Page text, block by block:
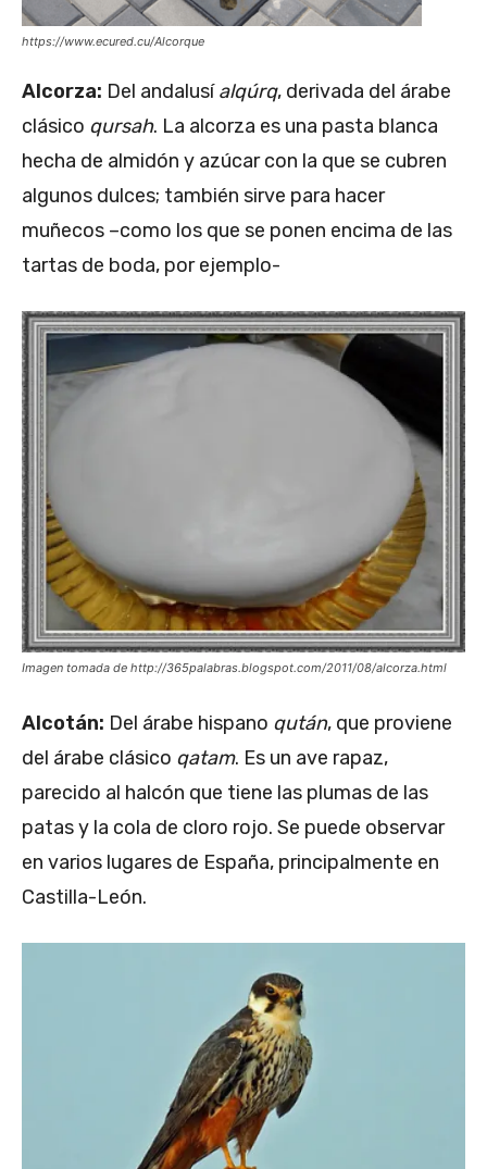
https://www.ecured.cu/Alcorque
Alcorza: Del andalusíalqúrq, derivada del árabe
clásico qursah. La alcorza es una pasta blanca
hecha de almidón y azúcar con la que se cubren
algunos dulces; también sirve para hacer
muñecos –como los que se ponen encima de las
tartas de boda, por ejemplo-
Imagen tomada de http://365palabras.blogspot.com/2011/08/alcorza.html
Alcotán: Del árabe hispano qután, que proviene
del árabe clásico qatam. Es un ave rapaz,
parecido al halcón que tiene las plumas de las
patas y la cola de cloro rojo. Se puede observar
en varios lugares de España, principalmente en
Castilla-León.